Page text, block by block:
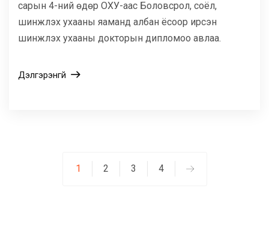
сарын 4-ний өдөр ОХУ-аас Боловсрол, соёл,
шинжлэх ухааны яаманд албан ёсоор ирсэн
шинжлэх ухааны докторын дипломоо авлаа.
Дэлгэрэнгүй
1 2 3 4